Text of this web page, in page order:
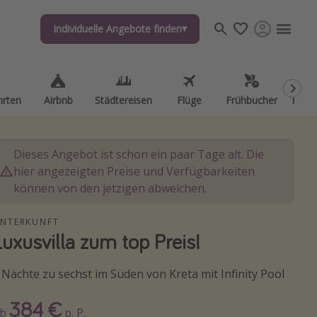
Individuelle Angebote finden
Airbnb Städtereisen Flüge Frühbucher
Individuelle Angebote finden
Airbnb Städtereisen Flüge Frühbucher
Dieses Angebot ist schon ein paar Tage alt. Die
hier angezeigten Preise und Verfügbarkeiten
können von den jetzigen abweichen.
zum top Preis!
Nächte zu sechst im Süden von Kreta mit Infinity Pool
384 € p. P.